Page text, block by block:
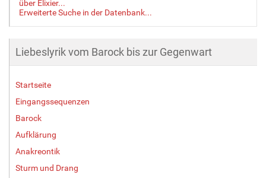
über Elixier...
Erweiterte Suche in der Datenbank...
Liebeslyrik vom Barock bis zur Gegenwart
Startseite
Eingangssequenzen
Barock
Aufklärung
Anakreontik
Sturm und Drang